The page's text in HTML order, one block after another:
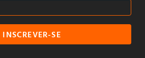
INSCREVER-SE